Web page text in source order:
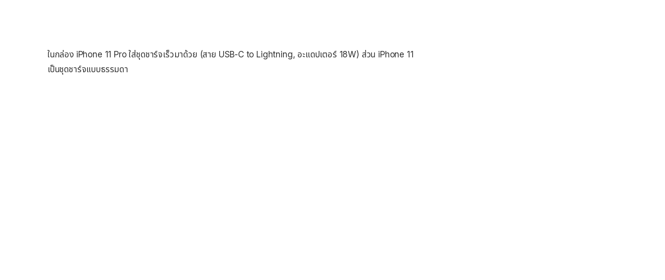
ในกล่อง iPhone 11 Pro ใส่ชุดชาร์จเร็วมาด้วย (สาย USB-C to Lightning, อะแดปเตอร์ 18W) ส่วน iPhone 11
เป็นชุดชาร์จแบบธรรมดา